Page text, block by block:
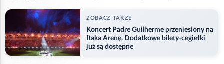
ZOBACZ TAKZE
Koncert Padre Guilherme przeniesiony na
Itaka Arenę. Dodatkowe bilety-cegiełki
już są dostępne